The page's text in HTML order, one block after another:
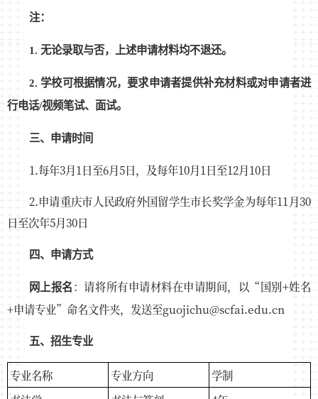
注：
1. 无论录取与否，上述申请材料均不退还。
2. 学校可根据情况，要求申请者提供补充材料或对申请者进
行电话/视频笔试、面试。
三、申请时间
1.每年3月1日至6月5日，及每年10月1日至12月10日
2.申请重庆市人民政府外国留学生市长奖学金为每年11月30
日至次年5月30日
四、申请方式
网上报名 ：请将所有申请材料在申请期间，以“国别+姓名
+申请专业”命名文件夹，发送至guojichu@scfai.edu.cn
五、招生专业
专业名称 专业方向
学制